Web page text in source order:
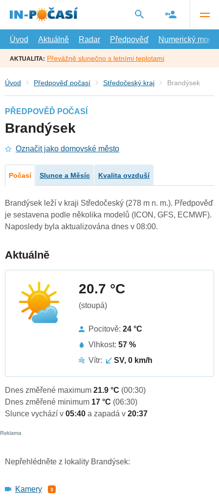
hlavní
Úvod
Aktuálně Radar Předpověď Numerický model
AKTUALITA: Převážně slunečno s letními teplotami
Úvod Předpověď počasí Středočeský kraj Brandýsek
PŘEDPOVĚĎ POČASÍ
Brandýsek
Označit jako domovské město
Počasí Slunce a Měsíc Kvalita ovzduší
Brandýsek leží v kraji Středočeský (278 m n. m.). Předpověď
je sestavena podle několika modelů (ICON, GFS, ECMWF).
Naposledy byla aktualizována dnes v 08:00.
Aktuálně
20.7 °C
(stoupá)
Pocitově: 24 °C
Vlhkost: 57 %
Vítr:
SV, 0 km/h
Dnes změřené maximum 21.9 °C (00:30)
Dnes změřené minimum 17 °C (06:30)
Slunce vychází v 05:40 a zapadá v 20:37
Nepřehlédněte z lokality Brandýsek:
Kamery 3